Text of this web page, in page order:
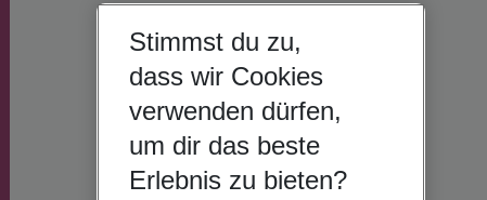
Stimmst du zu,
dass wir Cookies
verwenden dürfen,
um dir das beste
Erlebnis zu bieten?